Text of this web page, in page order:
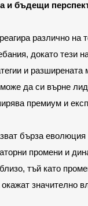
и бъдещи
различно на
докато тези
и
да си върне
премиум и
бърза еволюция
промени и
тъй като
окажат значително